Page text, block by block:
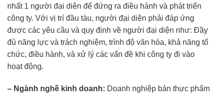
nhất 1 người đại diện để đứng ra điều hành và phát triển
công ty. Với vị trí đầu tàu, người đại diện phải đáp ứng
được các yêu cầu và quy định về người đại diện như: Đầy
đủ năng lực và trách nghiệm, trình độ văn hóa, khả năng tổ
chức, điều hành, và xử lý các vấn đề khi công ty đi vào
hoạt động.
– Ngành nghề kinh doanh: Doanh nghiệp bán thực phẩm